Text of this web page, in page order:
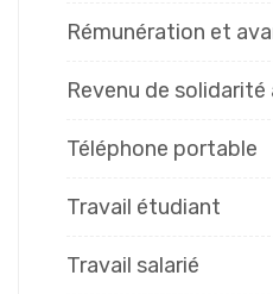
Rémunération et
Revenu de
Téléphone portable
Travail étudiant
Travail salarié